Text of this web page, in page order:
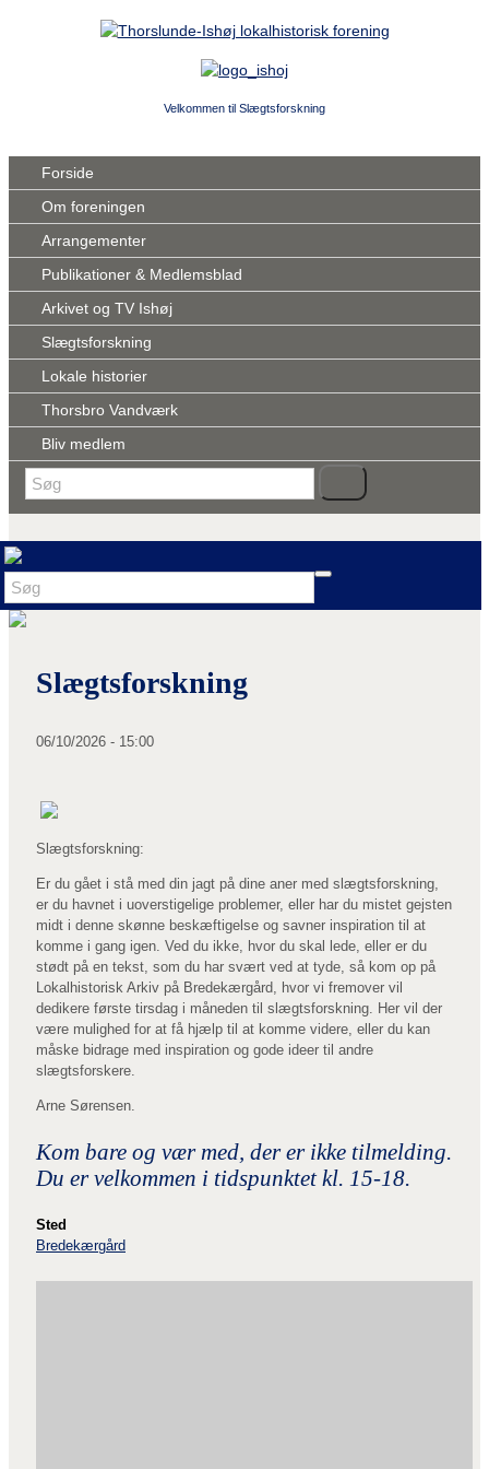
Velkommen til Slægtsforskning
Forside
Om foreningen
Arrangementer
Publikationer & Medlemsblad
Arkivet og TV Ishøj
Slægtsforskning
Lokale historier
Thorsbro Vandværk
Bliv medlem
Slægtsforskning
06/10/2026 - 15:00
Slægtsforskning:
Er du gået i stå med din jagt på dine aner med slægtsforskning,
er du havnet i uoverstigelige problemer, eller har du mistet gejsten
midt i denne skønne beskæftigelse og savner inspiration til at
komme i gang igen. Ved du ikke, hvor du skal lede, eller er du
stødt på en tekst, som du har svært ved at tyde, så kom op på
Lokalhistorisk Arkiv på Bredekærgård, hvor vi fremover vil
dedikere første tirsdag i måneden til slægtsforskning. Her vil der
være mulighed for at få hjælp til at komme videre, eller du kan
måske bidrage med inspiration og gode ideer til andre
slægtsforskere.
Arne Sørensen.
Kom bare og vær med, der er ikke tilmelding.
Du er velkommen i tidspunktet kl. 15-18.
Sted
Bredekærgård